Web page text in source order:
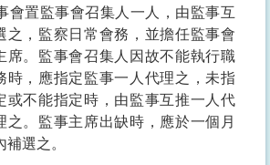
會置監事會召集人一人，由監事互
之，監察日常會務，並擔任監事會
席。監事會召集人因故不能執行職
時，應指定監事一人代理之，未指
或不能指定時，由監事互推一人代
之。監事主席出缺時，應於一個月
補選之。